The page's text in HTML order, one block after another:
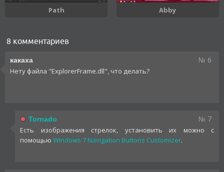
Path Abby
8 комментариев
какаха № 6
Нету файла "ExplorerFrame.dll", что делать?
Tornado № 7
Есть изображения стрелок, установить их можно с
помощью Windows 7 Navigation Buttons Customizer.